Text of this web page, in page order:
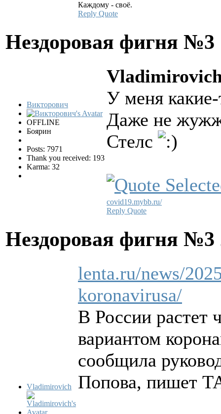
Каждому - своё.
Reply Quote
Нездоровая фигня №3
Викторович
OFFLINE
Боярин
Posts: 7971
Thank you received: 193
Karma: 32
У меня
Даже не
Стелс
covid19.mybb.ru/
Reply Quote
Нездоровая фигня №3
Vladimirovich
lenta.ru/news/
koronavirusa/
В России растет
вариантом
сообщила
Попова, пишет